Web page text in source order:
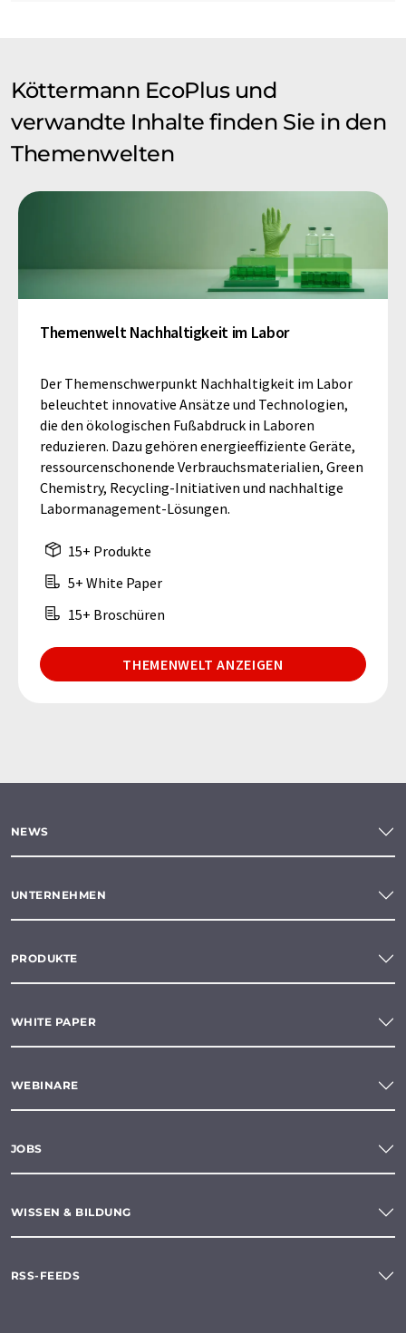
Köttermann EcoPlus und
verwandte Inhalte finden Sie in den
Themenwelten
Themenwelt Nachhaltigkeit im Labor
Der Themenschwerpunkt Nachhaltigkeit im Labor
beleuchtet innovative Ansätze und Technologien,
die den ökologischen Fußabdruck in Laboren
reduzieren. Dazu gehören energieeffiziente Geräte,
ressourcenschonende Verbrauchsmaterialien, Green
Chemistry, Recycling-Initiativen und nachhaltige
Labormanagement-Lösungen.
15+ Produkte
5+ White Paper
15+ Broschüren
THEMENWELT ANZEIGEN
NEWS
UNTERNEHMEN
PRODUKTE
WHITE PAPER
WEBINARE
JOBS
WISSEN & BILDUNG
RSS-FEEDS